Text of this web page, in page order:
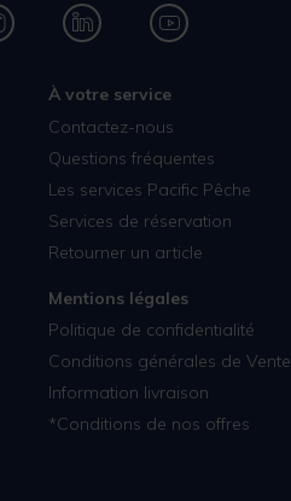
À votre service
Contactez-nous
Questions fréquentes
Les services Pacific Pêche
Services de réservation
Retourner un article
Mentions légales
Politique de confidentialité
Conditions générales de Vente
Information livraison
*Conditions de nos offres